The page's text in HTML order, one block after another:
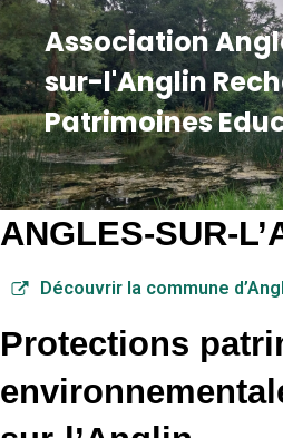
Association
sur-l'Anglin
Patrimoines
ANGLES-SUR-
Découvrir la commune
Protections